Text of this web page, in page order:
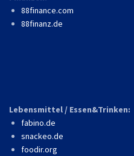
88finance.com
88finanz.de
Lebensmittel / Essen&Trinken:
fabino.de
snackeo.de
foodir.org